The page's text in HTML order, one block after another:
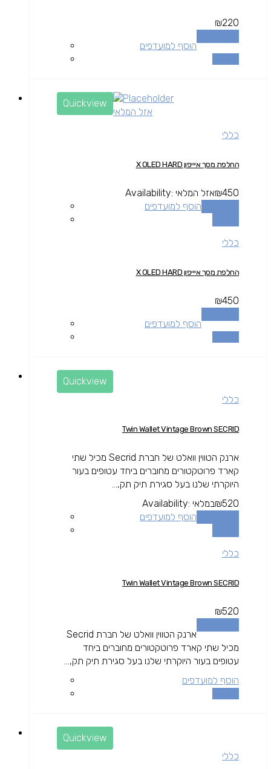
₪220
הוסף למועדפים
Quickview
אזל המלאי
כללי
החלפת מסך איייפון X OLED HARD
₪450
Availability: אזל המלאי
הוסף למועדפים
כללי
החלפת מסך איייפון X OLED HARD
₪450
הוסף למועדפים
Quickview
כללי
Twin Wallet Vintage Brown SECRID
ארנק הטווין וואלט של חברת Secrid מכיל שתי
קארד פרוטקטורים מחוברים ביחד עטופים בעור
היוקרתי שלנו בעל סגירת תיק תק,...
₪520
Availability: במלאי
הוסף למועדפים
כללי
Twin Wallet Vintage Brown SECRID
₪520
ארנק הטווין וואלט של חברת Secrid
מכיל שתי קארד פרוטקטורים מחוברים ביחד
עטופים בעור היוקרתי שלנו בעל סגירת תיק תק,...
הוסף למועדפים
Quickview
כללי